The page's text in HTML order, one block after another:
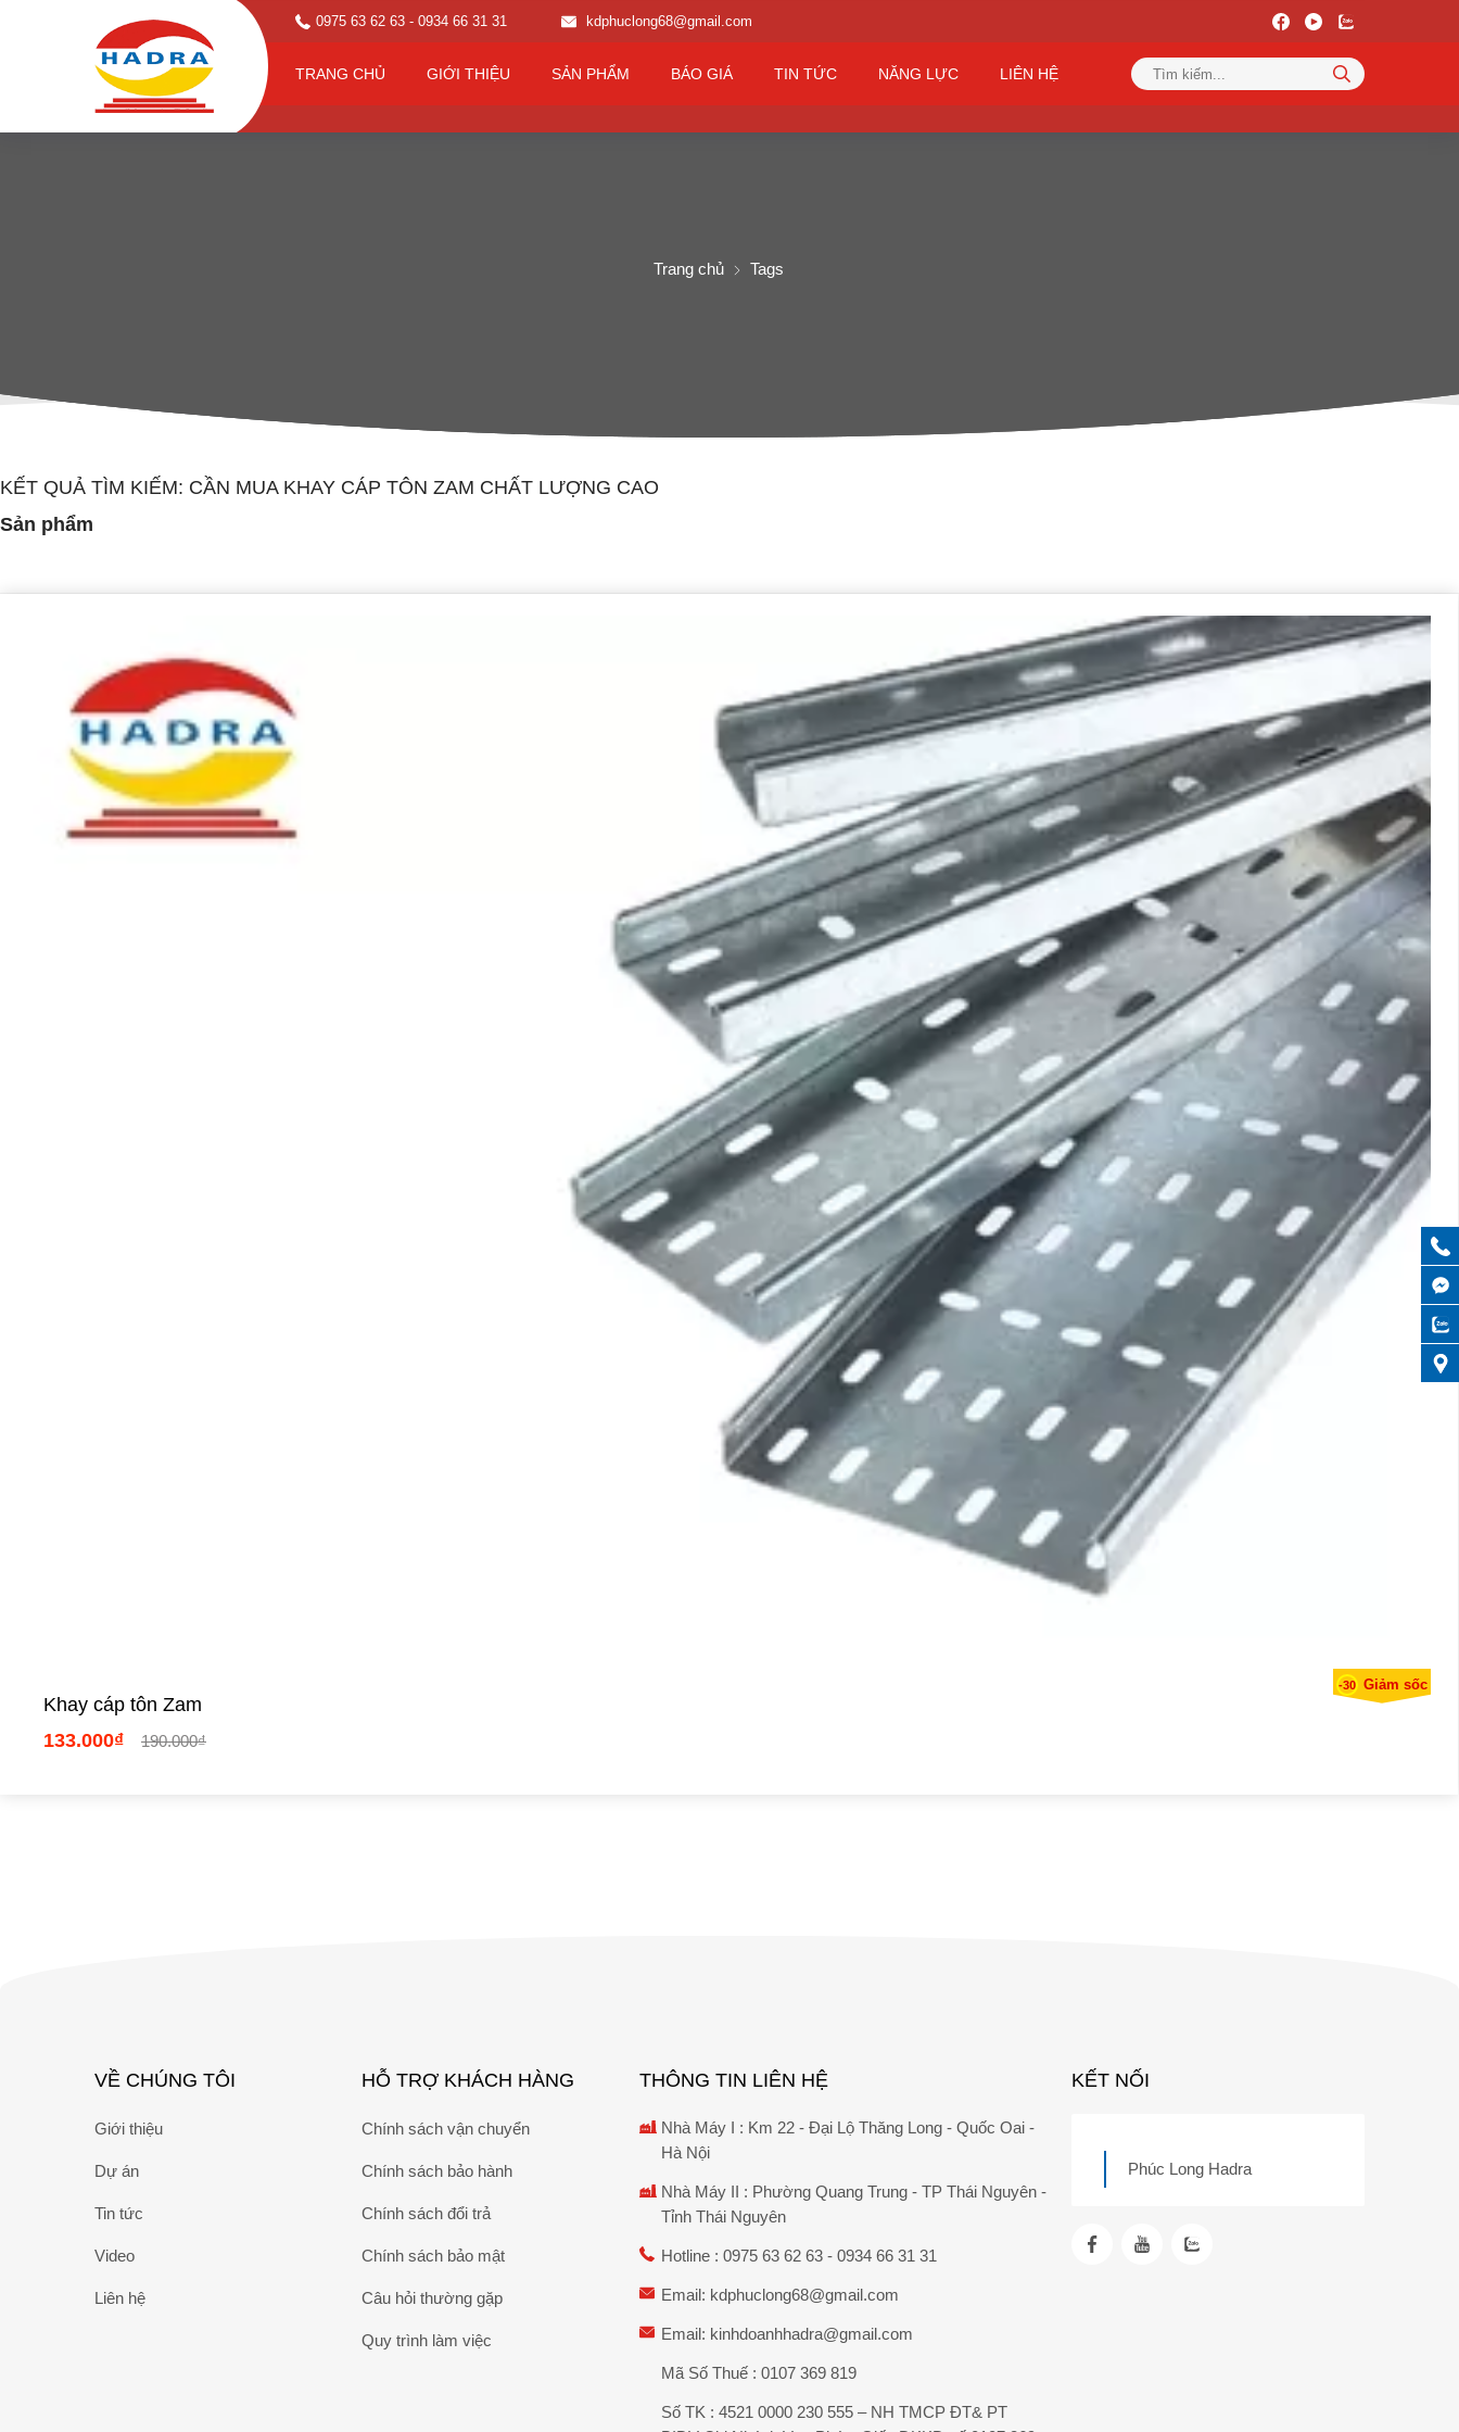
0975 63 62 63 - 0934 66 31 31 kdphuclong68@gmail.com
TRANG CHỦ GIỚI THIỆU SẢN PHẨM BÁO GIÁ TIN TỨC NĂNG LỰC LIÊN HỆ
Trang chủ Tags
KẾT QUẢ TÌM KIẾM: CẦN MUA KHAY CÁP TÔN ZAM CHẤT LƯỢNG CAO
Sản phẩm
-30 Giảm sốc
Khay cáp tôn Zam
133.000₫
190.000₫
THÔNG TIN LIÊN HỆ
Nhà Máy I : Km 22 - Đại Lộ Thăng Long - Quốc Oai -
Hà Nội
Nhà Máy II : Phường Quang Trung - TP Thái Nguyên -
Tỉnh Thái Nguyên
Hotline :0975 63 62 63 - 0934 66 31 31
Email: kdphuclong68@gmail.com
Email: kinhdoanhhadra@gmail.com
Mã Số Thuế : 0107 369 819
Số TK : 4521 0000 230 555 – NH TMCP ĐT& PT
VỀ CHÚNG TÔI
Giới thiệu
Dự án
Tin tức
Video
Liên hệ
HỖ TRỢ KHÁCH HÀNG
Chính sách vận chuyển
Chính sách bảo hành
Chính sách đổi trả
Chính sách bảo mật
Câu hỏi thường gặp
Quy trình làm việc
KẾT NỐI
Phúc Long Hadra